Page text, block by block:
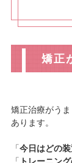
矯正
矯正治療がう
あります。
「今日はどの